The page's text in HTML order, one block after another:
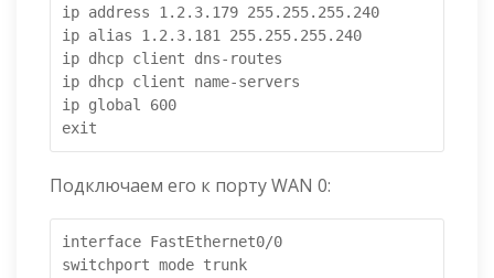
ip address 1.2.3.179 255.255.255.240
ip alias 1.2.3.181 255.255.255.240
ip dhcp client dns-routes
ip dhcp client name-servers
ip global 600
exit
Подключаем его к порту WAN 0:
interface FastEthernet0/0
switchport mode trunk